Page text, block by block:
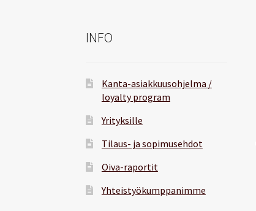
INFO
Kanta-asiakkuusohjelma /
loyalty program
Yrityksille
Tilaus- ja sopimusehdot
Oiva-raportit
Yhteistyökumppanimme